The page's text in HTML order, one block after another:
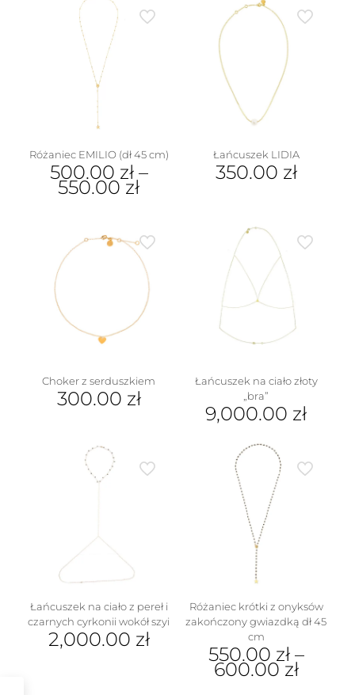
Różaniec EMILIO (dł 45 cm)
500.00 zł–
550.00 zł
ma
wariantów.
stronie
Łańcuszek LIDIA
350.00 zł
Choker z serduszkiem
300.00 zł
Łańcuszek na ciało złoty
„bra”
9,000.00 zł
Łańcuszek na ciało z pereł i
czarnych cyrkonii wokół szyi
2,000.00 zł
Różaniec krótki z onyksów
zakończony gwiazdką dł 45
cm
550.00 zł–
600.00 zł